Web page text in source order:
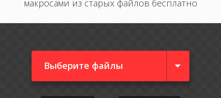
макросами из старых файлов бесплатно
Выберите файлы